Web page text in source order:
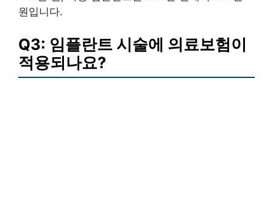
원입니다.
Q3: 임플란트 시술에 의료보험이
적용되나요?